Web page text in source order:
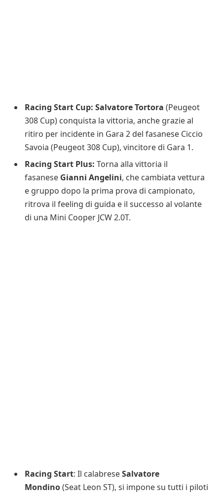
Racing Start Cup: Salvatore Tortora (Peugeot
308 Cup) conquista la vittoria, anche grazie al
ritiro per incidente in Gara 2 del fasanese Ciccio
Savoia (Peugeot 308 Cup), vincitore di Gara 1.
Racing Start Plus: Torna alla vittoria il
fasanese Gianni Angelini, che cambiata vettura
e gruppo dopo la prima prova di campionato,
ritrova il feeling di guida e il successo al volante
di una Mini Cooper JCW 2.0T.
Racing Start: Il calabreseSalvatore
Mondino(Seat Leon ST), si impone su tutti i piloti